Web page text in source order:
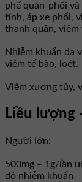
phế quản-phổi
tính, áp xe phổi,
thanh quản, viêm
Nhiễm khuẩn da
viêm tế bào, loét.
Viêm xương tủy,
Liều lượng
Người lớn:
500mg – 1g/lần
độ nhiễm khuẩn